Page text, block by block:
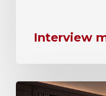
Interview